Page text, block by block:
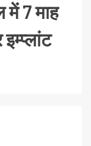
में 7 माह